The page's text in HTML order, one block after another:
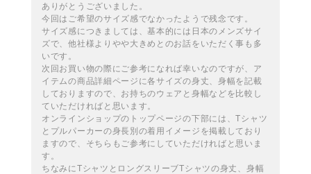
ありがとうございました。
今回はご希望のサイズ感でなかったようで残念です。
サイズ感につきましては、基本的には日本のメンズサイ
ズで、他社様よりやや大きめとのお話をいただく事も多
いです。
次回お買い物の際にご参考になれば幸いなのですが、ア
イテムの商品詳細ページに各サイズの身丈、身幅を記載
しておりますので、お持ちのウェアと身幅などを比較し
ていただければと思います。
オンラインショップのトップページの下部には、Tシャツ
とプルパーカーの身長別の着用イメージを掲載しており
ますので、そちらもご参考にしていただければと思いま
す。
ちなみにTシャツとロングスリーブTシャツの身丈、身幅